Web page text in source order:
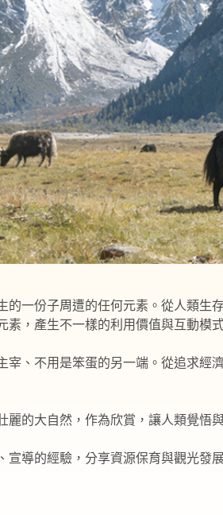
一份子周遭的任何元素。從人類生
素，產生不一樣的利用價值與互動模式
宰、不用是笨蛋的另一端。從追求
麗的大自然，作為欣賞，讓人類覺
宣導的經驗，分享資源保育與觀光發